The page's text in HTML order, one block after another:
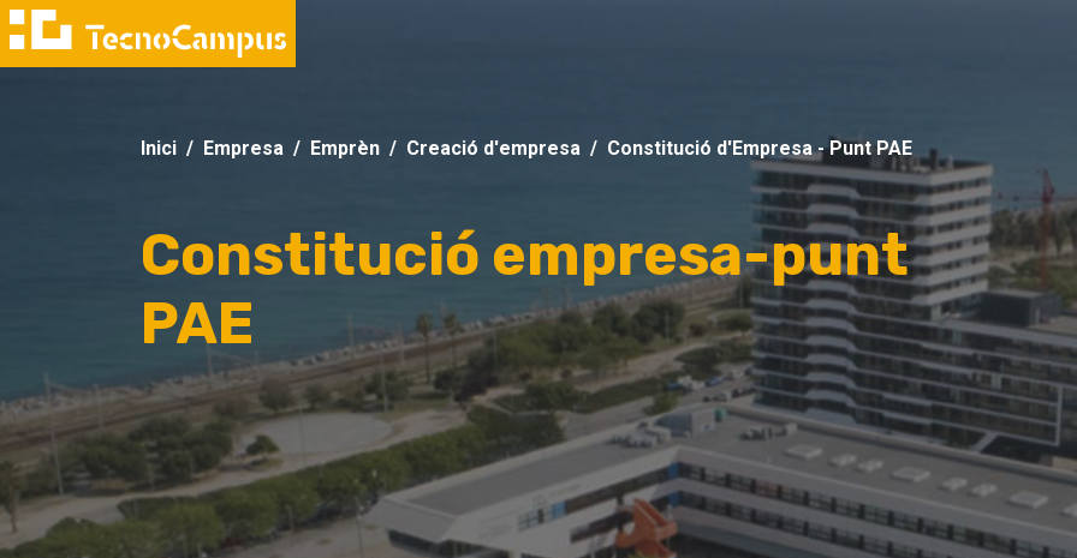
Inici Empresa Emprèn Creació d'empresa Constitució d'Empresa - Punt PAE
Constitució empresa-punt
PAE